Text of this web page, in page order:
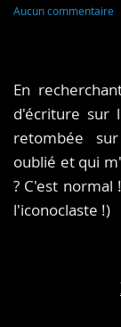
Aucun commentaire
En
d'écriture sur
retombée
oublié et qui
? C'est normal !
l'iconoclaste !)